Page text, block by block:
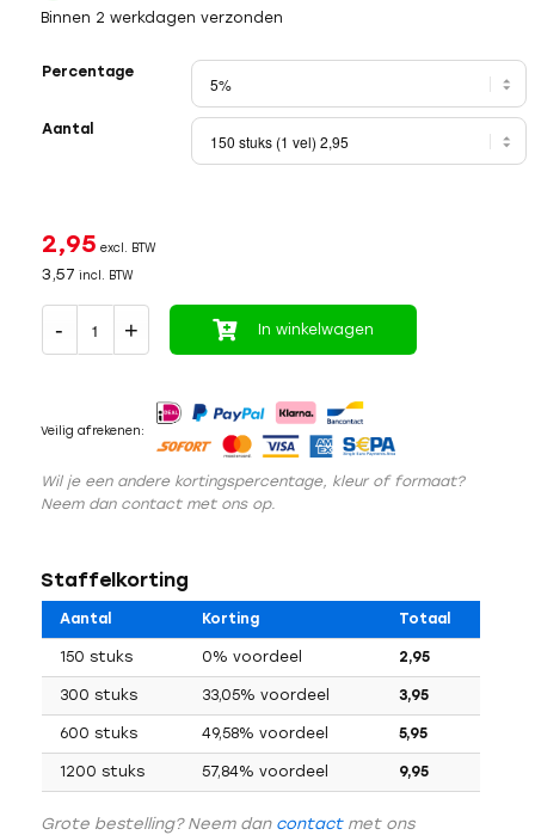
Binnen 2 werkdagen verzonden
Percentage
Aantal
2,95 excl. BTW
3,57 incl. BTW
In winkelwagen
Veilig afrekenen:
Wil je een andere kortingspercentage, kleur of formaat?
Neem dan contact met ons op.
Staffelkorting
Aantal Korting Totaal
150 stuks 0% voordeel 2,95
300 stuks 33,05% voordeel 3,95
600 stuks 49,58% voordeel 5,95
1200 stuks 57,84% voordeel 9,95
Grote bestelling? Neem dan contactmet ons